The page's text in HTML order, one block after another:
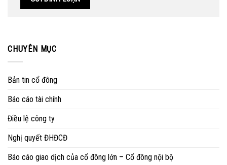
CHUYÊN MỤC
Bản tin cổ đông
Báo cáo tài chính
Điều lệ công ty
Nghị quyết ĐHĐCĐ
Báo cáo giao dịch của cổ đông lớn – Cổ đông nội bộ